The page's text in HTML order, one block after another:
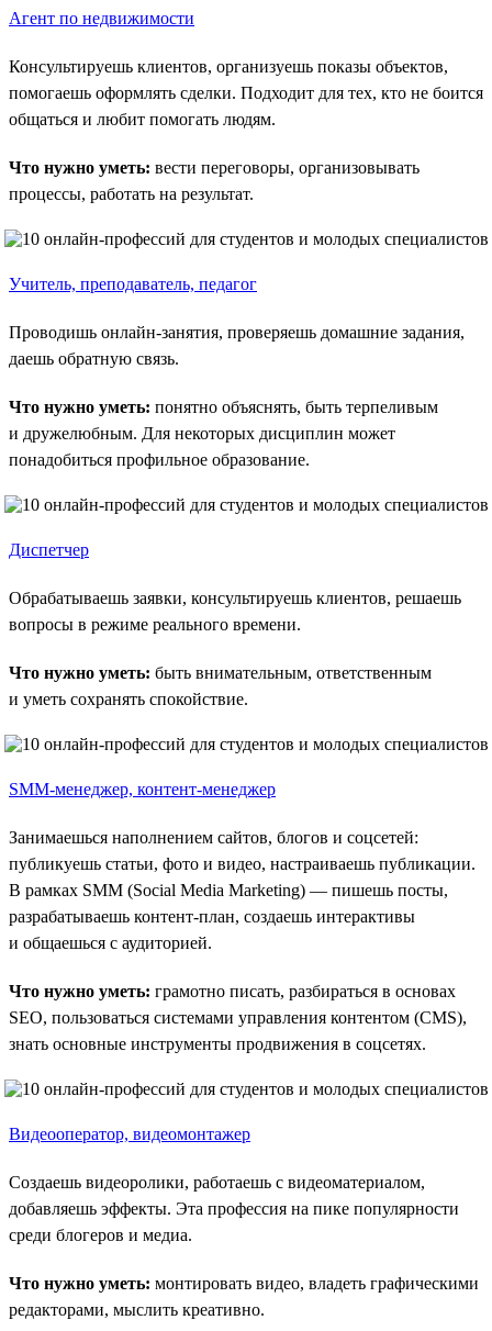
Агент по недвижимости
Консультируешь клиентов, организуешь показы объектов,
помогаешь оформлять сделки. Подходит для тех, кто не боится
общаться и любит помогать людям.
Что нужно уметь: вести переговоры, организовывать
процессы, работать на результат.
Учитель, преподаватель, педагог
Проводишь онлайн-занятия, проверяешь домашние задания,
даешь обратную связь.
Что нужно уметь: понятно объяснять, быть терпеливым
и дружелюбным. Для некоторых дисциплин может
понадобиться профильное образование.
Диспетчер
Обрабатываешь заявки, консультируешь клиентов, решаешь
вопросы в режиме реального времени.
Что нужно уметь: быть внимательным, ответственным
и уметь сохранять спокойствие.
SMM-менеджер, контент-менеджер
Занимаешься наполнением сайтов, блогов и соцсетей:
публикуешь статьи, фото и видео, настраиваешь публикации.
В рамках SMM (Social Media Marketing) — пишешь посты,
разрабатываешь контент-план, создаешь интерактивы
и общаешься с аудиторией.
Что нужно уметь: грамотно писать, разбираться в основах
SEO, пользоваться системами управления контентом (CMS),
знать основные инструменты продвижения в соцсетях.
Видеооператор, видеомонтажер
Создаешь видеоролики, работаешь с видеоматериалом,
добавляешь эффекты. Эта профессия на пике популярности
среди блогеров и медиа.
Что нужно уметь: монтировать видео, владеть графическими
редакторами, мыслить креативно.